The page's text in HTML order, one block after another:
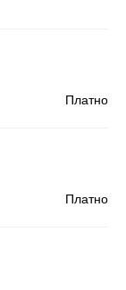
Платно
Платно